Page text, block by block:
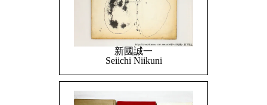
新國誠一
Seiichi Niikuni